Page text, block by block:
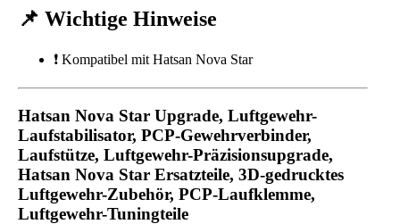
📌 Wichtige Hinweise
❗ Kompatibel mit Hatsan Nova Star
Hatsan Nova Star Upgrade, Luftgewehr-
Laufstabilisator, PCP-Gewehrverbinder,
Laufstütze, Luftgewehr-Präzisionsupgrade,
Hatsan Nova Star Ersatzteile, 3D-gedrucktes
Luftgewehr-Zubehör, PCP-Laufklemme,
Luftgewehr-Tuningteile